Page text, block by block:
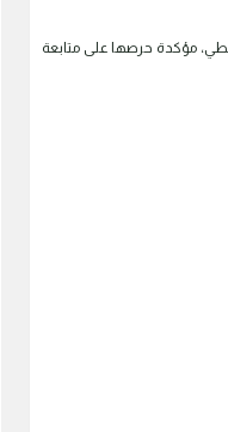
مؤكدة حرصها على متابعة